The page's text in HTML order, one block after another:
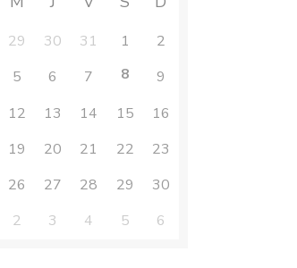
29 30 31 1
2
5 6 7 8
9
12 13 14 15
16
19 20 21 22
23
26 27 28 29
30
2 3 4 5 6